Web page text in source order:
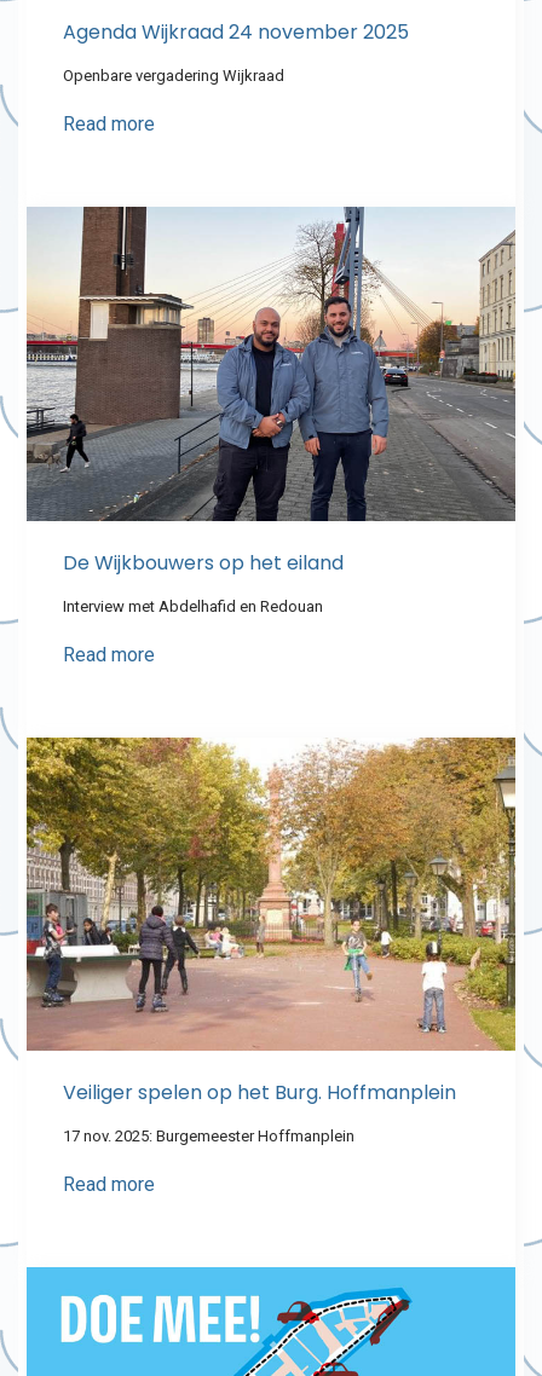
Agenda Wijkraad 24 november 2025
Openbare vergadering Wijkraad
Read more
De Wijkbouwers op het eiland
Interview met Abdelhafid en Redouan
Read more
Veiliger spelen op het Burg. Hoffmanplein
17 nov. 2025: Burgemeester Hoffmanplein
Read more